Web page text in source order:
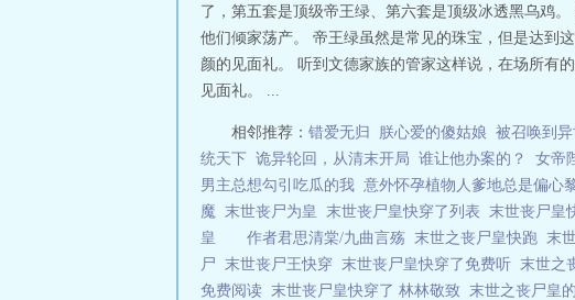
了，第五套是顶级帝王绿、第六套是顶级冰透黑乌鸡
他们倾家荡产。 帝王绿虽然是常见的珠宝，但是达到
颜的见面礼。 听到文德家族的管家这样说，在场所有
见面礼。 ...
相邻推荐： 错爱无归 朕心爱的傻姑娘 被召唤到异
统天下 诡异轮回，从清末开局 谁让他办案的？ 女帝
男主总想勾引吃瓜的我 意外怀孕植物人爹地总是偏心
魔 末世丧尸为皇 末世丧尸皇快穿了列表 末世丧尸皇
皇 作者君思清棠/九曲言殇 末世之丧尸皇快跑 末
尸 末世丧尸王快穿 末世丧尸皇快穿了免费听 末世之
免费阅读 末世丧尸皇快穿了 林林敬致 末世之丧尸皇